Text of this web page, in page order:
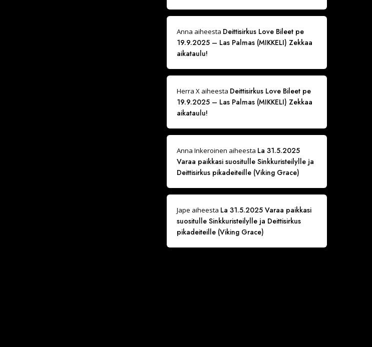
Anna aiheesta Deittisirkus Love Bileet pe
19.9.2025 – Las Palmas (MIKKELI) Zekkaa
aikataulu!
Herra Xaiheesta Deittisirkus Love Bileet pe
19.9.2025 – Las Palmas (MIKKELI) Zekkaa
aikataulu!
Anna Inkeroinen aiheesta La 31.5.2025
Varaa paikkasi suositulle Sinkkuristeilylle ja
Deittisirkus pikadeiteille (Viking Grace)
Jape aiheesta La 31.5.2025 Varaa paikkasi
suositulle Sinkkuristeilylle ja Deittisirkus
pikadeiteille (Viking Grace)